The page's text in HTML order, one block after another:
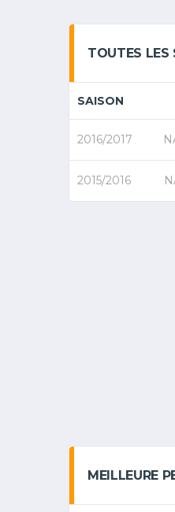
TOUTES LES
SAISON
2016/2017
2015/2016
MEILLEURE